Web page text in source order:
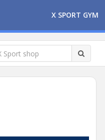
X SPORT GYM